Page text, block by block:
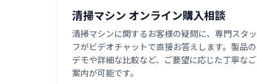
清掃マシン オンライン購入相談
清掃マシンに関するお客様の疑問に、専門スタッ
フがビデオチャットで直接お答えします。製品の
デモや詳細な比較など、ご要望に応じた丁寧なご
案内が可能です。